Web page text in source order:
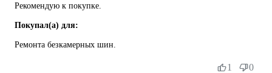
Рекомендую к покупке.
Покупал(а) для:
Ремонта безкамерных шин.
1 0